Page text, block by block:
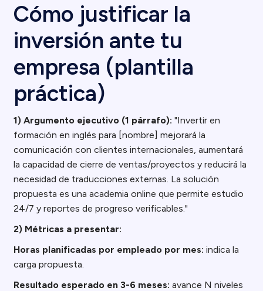
Cómo justificar la
inversión ante tu
empresa (plantilla
práctica)
1) Argumento ejecutivo (1 párrafo): "Invertir en
formación en inglés para [nombre] mejorará la
comunicación con clientes internacionales, aumentará
la capacidad de cierre de ventas/proyectos y reducirá la
necesidad de traducciones externas. La solución
propuesta es una academia online que permite estudio
24/7 y reportes de progreso verificables."
2) Métricas a presentar:
Horas planificadas por empleado por mes: indica la
carga propuesta.
Resultado esperado en 3-6 meses: avance N niveles